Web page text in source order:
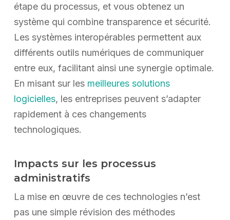
étape du processus, et vous obtenez un
système qui combine transparence et sécurité.
Les systèmes interopérables permettent aux
différents outils numériques de communiquer
entre eux, facilitant ainsi une synergie optimale.
En misant sur les meilleures solutions
logicielles, les entreprises peuvent s’adapter
rapidement à ces changements
technologiques.
Impacts sur les processus
administratifs
La mise en œuvre de ces technologies n’est
pas une simple révision des méthodes